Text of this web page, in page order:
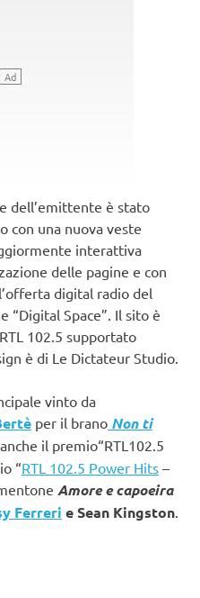
dell’emittente è stato
con una nuova veste
interattiva
delle pagine e con
digital radio del
“Digital Space”. Il sito è
102.5 supportato
è di Le Dictateur Studio.
vinto da
per il brano Non ti
il premio“RTL102.5
“RTL 102.5 Power Hits –
Amore e capoeira
Ferreri e Sean Kingston